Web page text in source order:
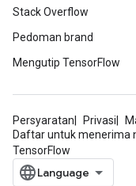
Stack Overflow
Pedoman brand
Mengutip TensorFlow
Persyaratan Privasi
Daftar untuk menerima
TensorFlow